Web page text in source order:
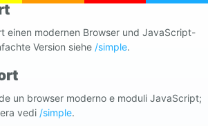
einen modernen Browser und JavaScript-
Version siehe /simple.
un browser moderno e moduli JavaScript;
vedi /simple.